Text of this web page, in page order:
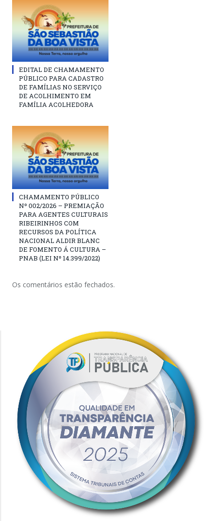
EDITAL DE CHAMAMENTO
PÚBLICO PARA CADASTRO
DE FAMÍLIAS NO SERVIÇO
DE ACOLHIMENTO EM
FAMÍLIA ACOLHEDORA
CHAMAMENTO PÚBLICO
Nº 002/2026 – PREMIAÇÃO
PARA AGENTES CULTURAIS
RIBEIRINHOS COM
RECURSOS DA POLÍTICA
NACIONAL ALDIR BLANC
DE FOMENTO Á CULTURA –
PNAB (LEI Nº 14.399/2022)
Os comentários estão fechados.